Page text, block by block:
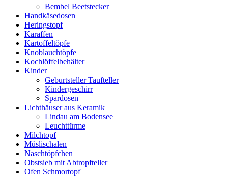
Bembel Beetstecker
Handkäsedosen
Heringstopf
Karaffen
Kartoffeltöpfe
Knoblauchtöpfe
Kochlöffelbehälter
Kinder
Geburtsteller Taufteller
Kindergeschirr
Spardosen
Lichthäuser aus Keramik
Lindau am Bodensee
Leuchttürme
Milchtopf
Müslischalen
Naschtöpfchen
Obstsieb mit Abtropfteller
Ofen Schmortopf